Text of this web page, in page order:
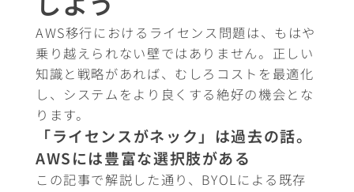
AWS移行におけるライセンス問題は、もはや
乗り越えられない壁ではありません。正しい
知識と戦略があれば、むしろコストを最適化
し、システムをより良くする絶好の機会とな
ります。
「ライセンスがネック」は過去の話。
AWSには豊富な選択肢がある
この記事で解説した通り、BYOLによる既存